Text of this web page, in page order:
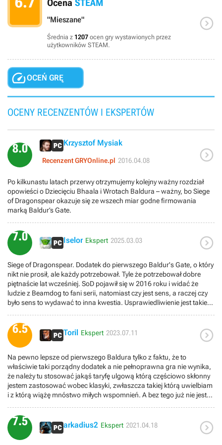
Ocena STEAM
"Mieszane"
Średnia z 1207 ocen gry wystawionych przez
użytkowników STEAM.

OCEŃ GRĘ
OCENY RECENZENTÓW I EKSPERTÓW
8.0 Krzysztof Mysiak
Recenzent GRYOnline.pl 2016.04.08 
Po kilkunastu latach przerwy otrzymujemy kolejny ważny rozdział
opowieści o Dziecięciu Bhaala i Wrotach Baldura – ważny, bo Siege
of Dragonspear okazuje się ze wszech miar godne firmowania
marką Baldur’s Gate.
7.0 Iselor Ekspert 2025.03.03 
Siege of Dragonspear. Dodatek do pierwszego Baldur's Gate, o który
nikt nie prosił, ale każdy potrzebował. Tyle że potrzebował dobre
piętnaście lat wcześniej. SoD pojawił się w 2016 roku i widać że
ludzie z Beamdog to fani serii, natomiast czy jest sens, a raczej czy
było sens to wydawać to inna kwestia. Usprawiedliwienie jest takie,
się między pierwszym a drugim BG, że nasz Bohater z drużyną
wpadł w ręce Irenicusa. Nigdy nie było to bowiem wyjaśnione. I teraz
jest. Choć trzeba przyznać, że główny wątek fabularny dodatku nie
jest jakoś szczególnie zaawansowany fabularnie i troszkę zrobiony
„na doczepkę” do końcówki gry, przynajmniej ja mam takie
wrażenie. Sam dodatek nie jest bowiem specjalnie długo, twórcy
mówią o 25 godzinach, mi chyba zeszło szybciej. Inna sprawa, że
gra jest bardzo liniowa, questów pobocznych jak na lekarstwo a
walki więcej niż w Tronie Bhaala. Momentami więc jest dosyć
nużąco. Dołączają do nas towarzysze z „podstawki”, jest też kilku
nowych, ale średnio widzę sens w dołączaniu ich skoro kontynuując
przygodę w BG II, żadnego z towarzyszy z SoD nie będziemy
mieć.Zirytowała mnie też pewna rzecz. Nasze wybory i działania w
6.5 Toril Ekspert 2023.07.11 
Na pewno lepsze od pierwszego Baldura tylko z faktu, że to
właściwie taki porządny dodatek a nie pełnoprawna gra nie wynika,
że należy tu stosować jakąś taryfę ulgową którą częściowo skłonny
jestem zastosować wobec klasyki, zwłaszcza takiej którą uwielbiam
i z którą wiążę mnóstwo miłych wspomnień. A bez tego już nie jest
rozwinięcie niektórych wątków, nawiązania do następnej części.
Baldurs Gate jako całość zyskuje na tym i to chyba największa zaleta
tej gry.2. Decyzje do podejmowania. W końcu możemy mieć jakiś
wpływ na wydarzenia a nie podążamy zawsze i jedynie tą samą
7.5 arkadius2 Ekspert 2021.04.18 